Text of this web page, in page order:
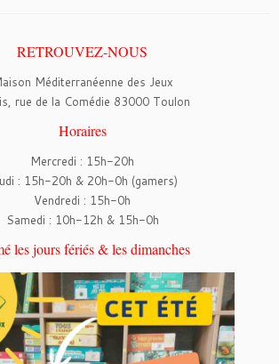
RETROUVEZ-NOUS
Méditerranéenne des Jeux
rue de la Comédie 83000 Toulon
Horaires
Mercredi : 15h-20h
: 15h-20h & 20h-0h (gamers)
Vendredi : 15h-0h
Samedi : 10h-12h & 15h-0h
les jours fériés & les dimanches